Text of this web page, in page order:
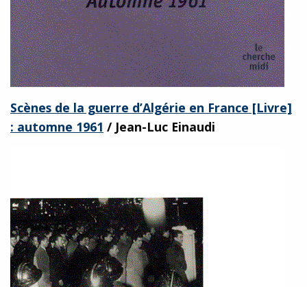
Scènes de la guerre d’Algérie en France [Livre]
: automne 1961 / Jean-Luc Einaudi